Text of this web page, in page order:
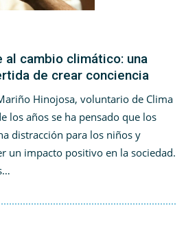
cambio climático: una
de crear conciencia
Hinojosa, voluntario de Clima
los años se ha pensado que los
distracción para los niños y
un impacto positivo en la sociedad.